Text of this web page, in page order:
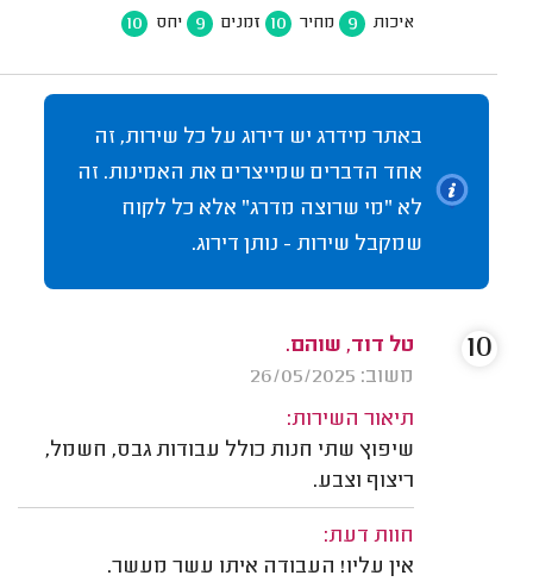
איכות 9 מחיר 10 זמנים 9 יחס 10
באתר מידרג יש דירוג על כל שירות, זה
אחד הדברים שמייצרים את האמינות. זה
לא "מי שרוצה מדרג" אלא כל לקוח
שמקבל שירות - נותן דירוג.
טל דוד, שוהם.
משוב: 26/05/2025
תיאור השירות:
שיפוץ שתי חנות כולל עבודות גבס, חשמל,
ריצוף וצבע.
חוות דעת:
אין עליו! העבודה איתו עשר מעשר.
10